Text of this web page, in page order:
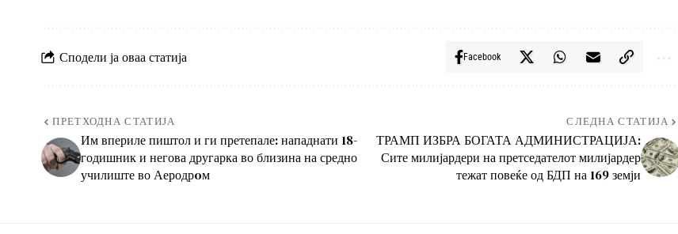
Сподели ја оваа статија Facebook
ПРЕТХОДНА СТАТИЈА
Им впериле пиштол и ги претепале: нападнати 18-
годишник и негова другарка во близина на средно
училиште во Аеродрoм
СЛЕДНА СТАТИЈА
ТРАМП ИЗБРА БОГАТА АДМИНИСТРАЦИЈА:
Сите милијардери на претседателот милијардер
тежат повеќе од БДП на 169 земји